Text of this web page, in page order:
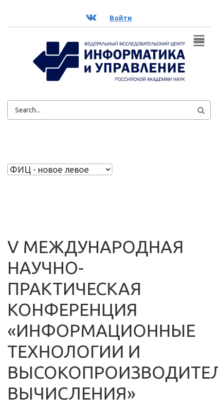
ВК Войти
ФОРМА
V МЕЖДУНАРОДНАЯ
НАУЧНО-
ПРАКТИЧЕСКАЯ
КОНФЕРЕНЦИЯ
«ИНФОРМАЦИОННЫЕ
ТЕХНОЛОГИИ И
ВЫЧИСЛЕНИЯ»